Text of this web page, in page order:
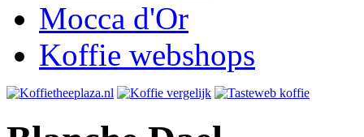
Mocca d'Or
Koffie webshops